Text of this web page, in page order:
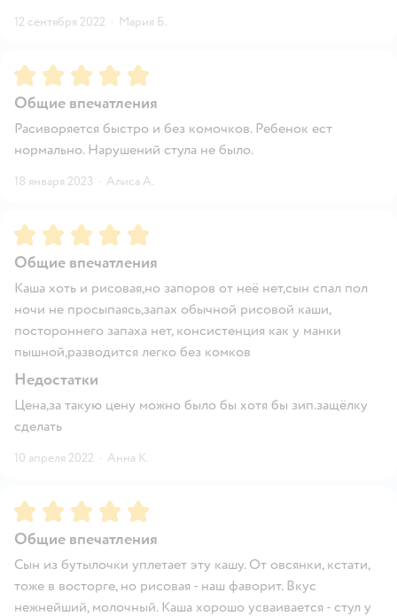
12 сентября 2022 · Мария Б.
Рейтинг:5
Общие впечатления
Расиворяется быстро и без комочков. Ребенок ест
нормально. Нарушений стула не было.
18 января 2023 · Алиса А.
Рейтинг:5
Общие впечатления
Каша хоть и рисовая,но запоров от неё нет,сын спал пол
ночи не просыпаясь,запах обычной рисовой каши,
постороннего запаха нет, консистенция как у манки
пышной,разводится легко без комков
Недостатки
Цена,за такую цену можно было бы хотя бы зип.защёлку
сделать
10 апреля 2022 · Анна К.
Рейтинг:5
Общие впечатления
Сын из бутылочки уплетает эту кашу. От овсянки, кстати,
тоже в восторге, но рисовая - наш фаворит. Вкус
нежнейший, молочный. Каша хорошо усваивается - стул у